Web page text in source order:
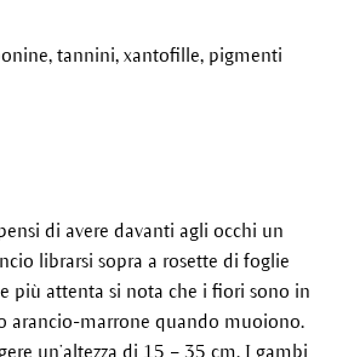
tannini, xantofille, pigmenti
di avere davanti agli occhi un
librarsi sopra a rosette di foglie
più attenta si nota che i fiori sono in
arancio-marrone quando muoiono.
un’altezza di 15 – 35 cm. I gambi